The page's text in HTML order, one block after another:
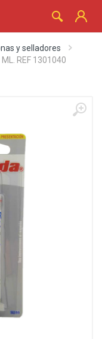
y selladores
ML. REF 1301040